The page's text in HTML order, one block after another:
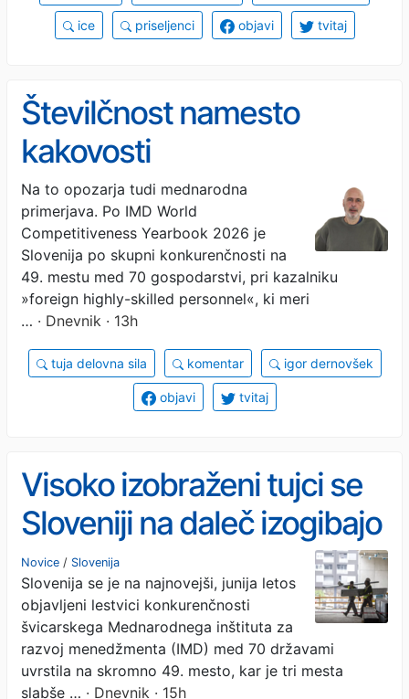
ice priseljenci objavi tvitaj
Številčnost namesto
kakovosti
Na to opozarja tudi mednarodna
primerjava. Po IMD World
Competitiveness Yearbook 2026 je
Slovenija po skupni konkurenčnosti na
49. mestu med 70 gospodarstvi, pri kazalniku
»foreign highly-skilled personnel«, ki meri
… · Dnevnik · 13h
tuja delovna sila komentar igor dernovšek
objavi tvitaj
Visoko izobraženi tujci se
Sloveniji na daleč izogibajo
Novice / Slovenija
Slovenija se je na najnovejši, junija letos
objavljeni lestvici konkurenčnosti
švicarskega Mednarodnega inštituta za
razvoj menedžmenta (IMD) med 70 državami
uvrstila na skromno 49. mesto, kar je tri mesta
slabše … · Dnevnik · 15h